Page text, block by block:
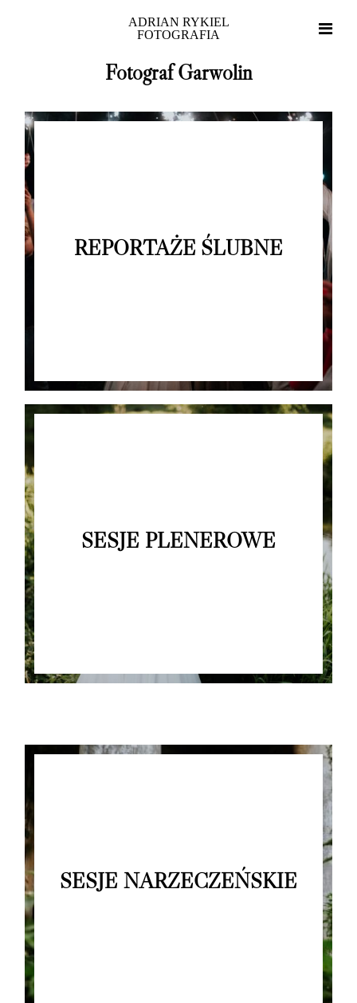
ADRIAN RYKIEL
FOTOGRAFIA
Fotograf Garwolin
REPORTAŻE ŚLUBNE
SESJE PLENEROWE
SESJE NARZECZEŃSKIE
Home
Strefa klienta
©2026 adrian rykiel fotografia